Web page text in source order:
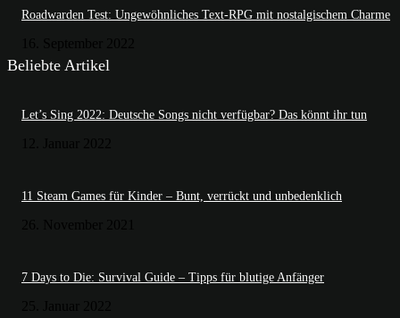
Roadwarden Test: Ungewöhnliches Text-RPG mit nostalgischem Charme
Beliebte Artikel
Let’s Sing 2022: Deutsche Songs nicht verfügbar? Das könnt ihr tun
11 Steam Games für Kinder – Bunt, verrückt und unbedenklich
7 Days to Die: Survival Guide – Tipps für blutige Anfänger